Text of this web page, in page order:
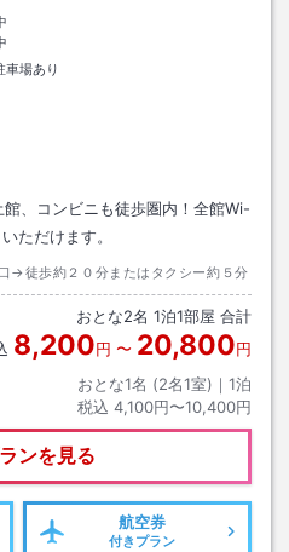
車場あり
、コンビニも徒歩圏内！全館Wi-
ただけます。
→徒歩約２０分またはタクシー約５分
おとな2名 1泊1部屋 合計
8,200円 〜 20,800円
おとな1名 (2名1室)｜ 1泊
税込 4,100円〜10,400円
ンを見る
航空券
付きプラン